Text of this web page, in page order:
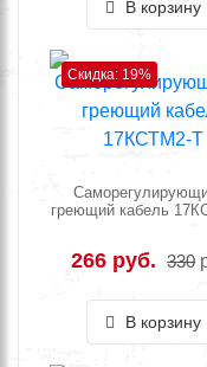
В корзину
Скидка: 19%
греющий кабель
266 руб. 330
В корзину